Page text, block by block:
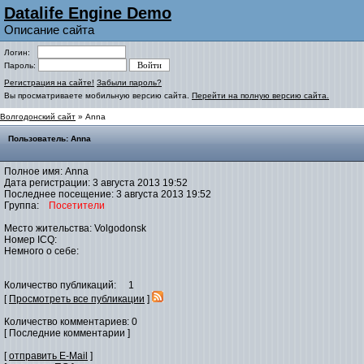
Datalife Engine Demo
Описание сайта
Логин:
Пароль:
Регистрация на сайте! Забыли пароль?
Вы просматриваете мобильную версию сайта. Перейти на полную версию сайта.
Волгодонский сайт » Anna
Пользователь: Anna
Полное имя: Anna
Дата регистрации: 3 августа 2013 19:52
Последнее посещение: 3 августа 2013 19:52
Группа:
Посетители
Место жительства: Volgodonsk
Номер ICQ:
Немного о себе:
Количество публикаций: 1
[ Просмотреть все публикации ]
Количество комментариев: 0
[ Последние комментарии ]
[отправить E-Mail ]